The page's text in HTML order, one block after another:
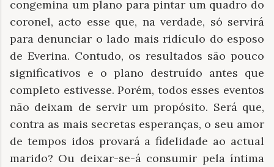
congemina um plano para pintar um quadro do
coronel, acto esse que, na verdade, só servirá
para denunciar o lado mais ridículo do esposo
de Everina. Contudo, os resultados são pouco
significativos e o plano destruído antes que
completo estivesse. Porém, todos esses eventos
não deixam de servir um propósito. Será que,
contra as mais secretas esperanças, o seu amor
de tempos idos provará a fidelidade ao actual
marido? Ou deixar-se-á consumir pela íntima